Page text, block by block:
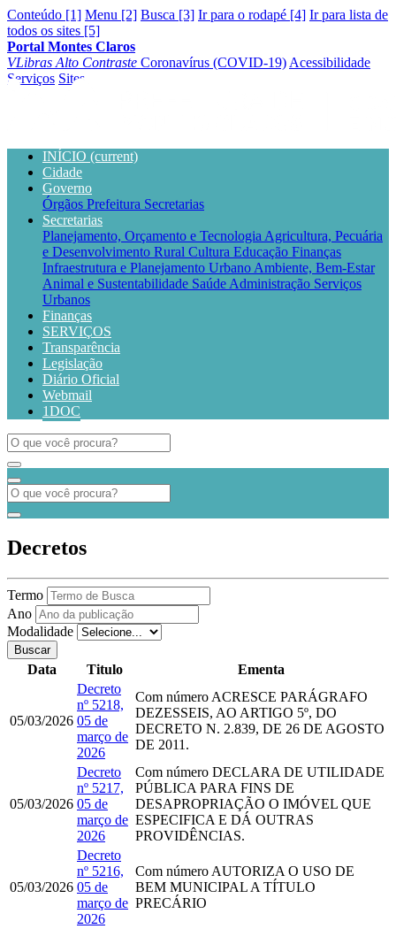
Conteúdo [1] Menu [2] Busca [3] Ir para o rodapé [4] Ir para lista de
todos os sites [5]
Portal Montes Claros
VLibras Alto Contraste Coronavírus (COVID-19) Acessibilidade
Serviços Sites
INÍCIO (current)
Cidade
Governo
Órgãos Prefeitura Secretarias
Secretarias
Planejamento, Orçamento e Tecnologia Agricultura, Pecuária
e Desenvolvimento Rural Cultura Educação Finanças
Infraestrutura e Planejamento Urbano Ambiente, Bem-Estar
Animal e Sustentabilidade Saúde Administração Serviços
Urbanos
Finanças
SERVIÇOS
Transparência
Legislação
Diário Oficial
Webmail
1DOC
Decretos
Termo
Ano
Modalidade
Buscar
Data Titulo Ementa
05/03/2026
Decreto
nº 5218,
05 de
março de
2026
Com número ACRESCE PARÁGRAFO
DEZESSEIS, AO ARTIGO 5º, DO
DECRETO N. 2.839, DE 26 DE AGOSTO
DE 2011.
05/03/2026
Decreto
nº 5217,
05 de
março de
2026
Com número DECLARA DE UTILIDADE
PÚBLICA PARA FINS DE
DESAPROPRIAÇÃO O IMÓVEL QUE
ESPECIFICA E DÁ OUTRAS
PROVIDÊNCIAS.
05/03/2026
Decreto
nº 5216,
05 de
março de
2026
Com número AUTORIZA O USO DE
BEM MUNICIPAL A TÍTULO
PRECÁRIO